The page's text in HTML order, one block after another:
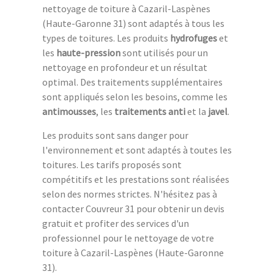
nettoyage de toiture à Cazaril-Laspènes
(Haute-Garonne 31) sont adaptés à tous les
types de toitures. Les produits hydrofugeset
les haute-pressionsont utilisés pour un
nettoyage en profondeur et un résultat
optimal. Des traitements supplémentaires
sont appliqués selon les besoins, comme les
antimousses, les traitements antiet la javel.
Les produits sont sans danger pour
l'environnement et sont adaptés à toutes les
toitures. Les tarifs proposés sont
compétitifs et les prestations sont réalisées
selon des normes strictes. N'hésitez pas à
contacter Couvreur 31 pour obtenir un devis
gratuit et profiter des services d'un
professionnel pour le nettoyage de votre
toiture à Cazaril-Laspènes (Haute-Garonne
31).